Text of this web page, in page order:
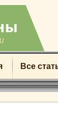
Все